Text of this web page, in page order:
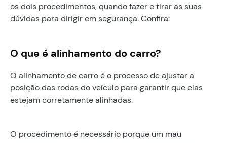
os dois procedimentos, quando fazer e tirar as suas
dúvidas para dirigir em segurança. Confira:
O que é alinhamento do carro?
O alinhamento de carro é o processo de ajustar a
posição das rodas do veículo para garantir que elas
estejam corretamente alinhadas.
O procedimento é necessário porque um mau